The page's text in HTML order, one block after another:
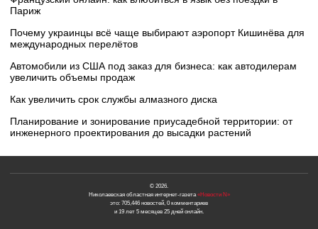
Париж
Почему украинцы всё чаще выбирают аэропорт Кишинёва для
международных перелётов
Автомобили из США под заказ для бизнеса: как автодилерам
увеличить объемы продаж
Как увеличить срок службы алмазного диска
Планирование и зонирование приусадебной территории: от
инженерного проектирования до высадки растений
© 2026.
Николаевская областная интернет-газета«Новости N»
это: 705,446 новостей, 0 комментариев
и 19 лет 5 месяцев 25 дней онлайн.